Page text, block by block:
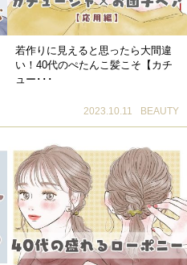
若作りに見えると思ったら大間違
い！40代のぺたんこ髪こそ【カチ
ュー･･･
2023.10.11 BEAUTY